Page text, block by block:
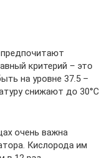
критерий – это
на уровне 37.5 –
снижают до 30°С
очень важна
Кислорода им